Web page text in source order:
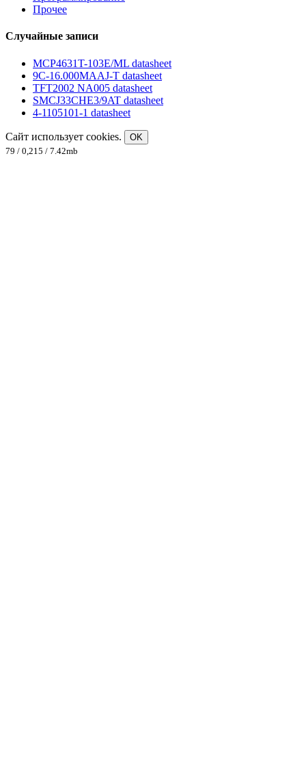
Прочее
Случайные записи
MCP4631T-103E/ML datasheet
9C-16.000MAAJ-T datasheet
TFT2002 NA005 datasheet
SMCJ33CHE3/9AT datasheet
4-1105101-1 datasheet
Сайт использует cookies.
OK
79 / 0,215 / 7.42mb